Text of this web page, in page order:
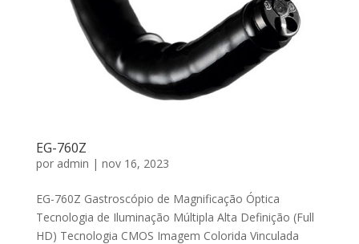
EG-760Z
por admin | nov 16, 2023
EG-760Z Gastroscópio de Magnificação Óptica
Tecnologia de Iluminação Múltipla Alta Definição (Full
HD) Tecnologia CMOS Imagem Colorida Vinculada